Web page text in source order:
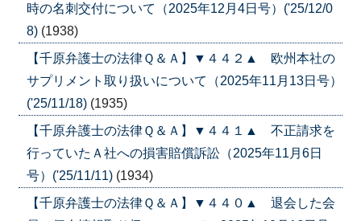
時の名刺交付について（2025年12月4日号）('25/12/0
8) (1938)
【千原弁護士の法律Ｑ＆Ａ】▼４４２▲ 欧州本社の
サプリメント取り扱いについて（2025年11月13日号）
('25/11/18) (1935)
【千原弁護士の法律Ｑ＆Ａ】▼４４１▲ 不正請求を
行っていたＡ社への損害賠償訴訟（2025年11月6日
号）('25/11/11) (1934)
【千原弁護士の法律Ｑ＆Ａ】▼４４０▲ 退会した会